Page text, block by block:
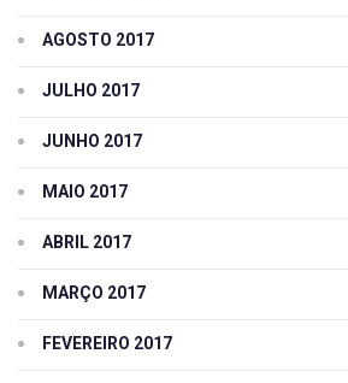
AGOSTO 2017
JULHO 2017
JUNHO 2017
MAIO 2017
ABRIL 2017
MARÇO 2017
FEVEREIRO 2017